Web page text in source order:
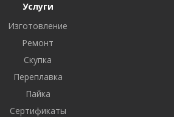
Услуги
Изготовление
Ремонт
Скупка
Переплавка
Пайка
Сертификаты